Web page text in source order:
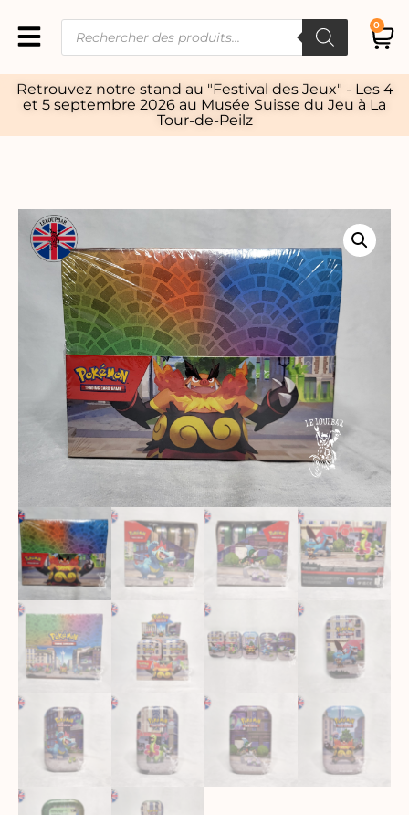
0
Retrouvez notre stand au "Festival des Jeux" - Les 4
et 5 septembre 2026 au Musée Suisse du Jeu à La
Tour-de-Peilz